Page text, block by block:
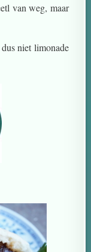
van weg, maar
niet limonade